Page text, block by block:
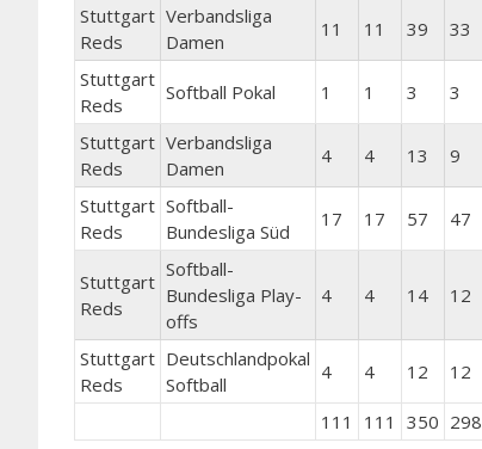
Stuttgart
Reds
Verbandsliga
Damen
11 11 39 33
Stuttgart
Reds
Softball Pokal 1 1 3 3
Stuttgart
Reds
Verbandsliga
Damen
4 4 13 9
Stuttgart
Reds
Softball-
Bundesliga Süd
17 17 57 47
Stuttgart
Reds
Softball-
Bundesliga Play-
offs
4 4 14 12
Stuttgart
Reds
Deutschlandpokal
Softball
4 4 12 12
111 111 350 298